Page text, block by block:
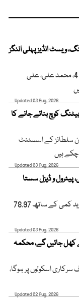
ویسٹ انڈیز پہلی اننگز
پاکستان کی جانب سے ساجد خان نے 4، محمد علی، علی
Updated 03 Aug, 2026
کوچ بنائے جانے کا
سلطانز کے اسسٹنٹ
چکے ہیں
Updated 03 Aug, 2026
و ڈیزل سستا
امریکی خام تیل کی فی بیرل قیمت مزید کمی کے ساتھ 78.97
Updated 03 Aug, 2026
کھل جائیں گے، محکمہ
صرف سرکاری اسکولوں پر ہوگا،
Updated 02 Aug, 2026